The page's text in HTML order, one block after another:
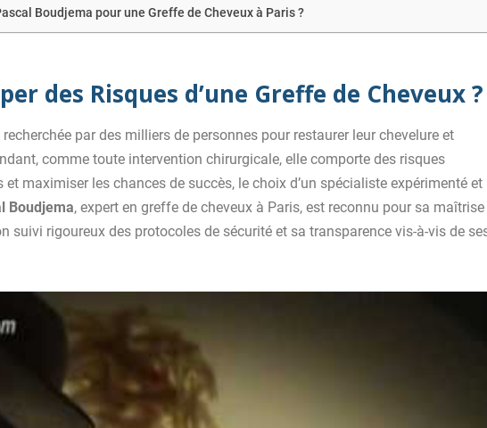
Boudjema pour une Greffe de Cheveux à Paris ?
des Risques d’une Greffe de Cheveux ?
par des milliers de personnes pour restaurer leur chevelure et
comme toute intervention chirurgicale, elle comporte des risques
maximiser les chances de succès, le choix d’un spécialiste expérimenté et
Boudjema, expert en greffe de cheveux à Paris, est reconnu pour sa maîtrise
suivi rigoureux des protocoles de sécurité et sa transparence vis-à-vis de